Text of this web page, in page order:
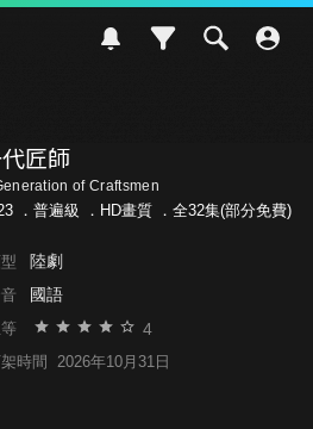
匠師
of Craftsmen
． 普遍級 ．HD畫質 ．全32集(部分免費)
陸劇
國語
4
時間 2026年10月31日